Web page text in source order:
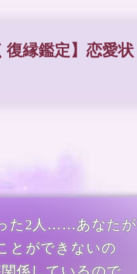
縁鑑定】恋愛状
た2人……あなたが
とができないの